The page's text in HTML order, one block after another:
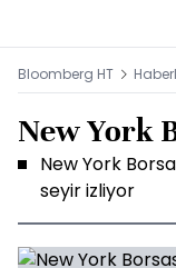
Bloomberg HT
New York
New York
seyir izliyor